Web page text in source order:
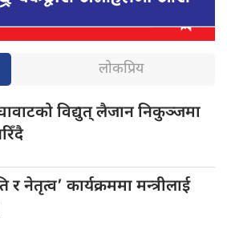
लोकप्रिय
विद्युत् लैजान निकुञ्जमा
र नेतृत्व’ कार्यक्रममा मन्त्रीलाई